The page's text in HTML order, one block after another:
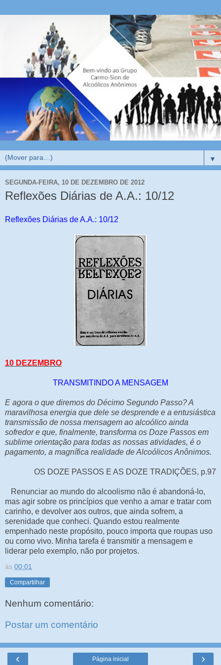
▼
SEGUNDA-FEIRA, 10 DE DEZEMBRO DE 2012
Reflexões Diárias de A.A.: 10/12
Reflexões Diárias de A.A.: 10/12
10 DEZEMBRO
TRANSMITINDO A MENSAGEM
E agora o que diremos do Décimo Segundo Passo? A
maravilhosa energia que dele se desprende e a entusiástica
transmissão de nossa mensagem ao alcoólico ainda
sofredor e que, finalmente, transforma os Doze Passos em
sublime orientação para todas as nossas atividades, é o
pagamento, a magnífica realidade de Alcoólicos Anônimos.
OS DOZE PASSOS E AS DOZE TRADIÇÕES, p.97
Renunciar ao mundo do alcoolismo não é abandoná-lo,
mas agir sobre os princípios que venho a amar e tratar com
carinho, e devolver aos outros, que ainda sofrem, a
serenidade que conheci. Quando estou realmente
empenhado neste propósito, pouco importa que roupas uso
ou como vivo. Minha tarefa é transmitir a mensagem e
liderar pelo exemplo, não por projetos.
às 00:01
Compartilhar
Nenhum comentário:
Postar um comentário
‹ ›
Página inicial